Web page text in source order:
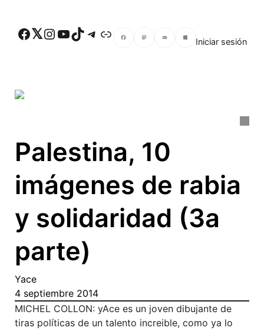
Facebook Twitter Instagram YouTube TikTok Telegram Enlace
Iniciar sesión
Palestina, 10
imágenes de rabia
y solidaridad (3a
parte)
Yace
4 septiembre 2014
MICHEL COLLON: yAce es un joven dibujante de
tiras políticas de un talento increible, como ya lo